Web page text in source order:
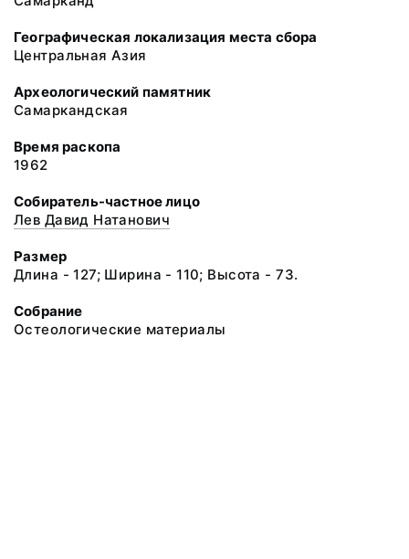
Географическая локализация места сбора
Центральная Азия
Археологический памятник
Самаркандская
Время раскопа
1962
Собиратель-частное лицо
Лев Давид Натанович
Размер
Длина - 127; Ширина - 110; Высота - 73.
Собрание
Остеологические материалы